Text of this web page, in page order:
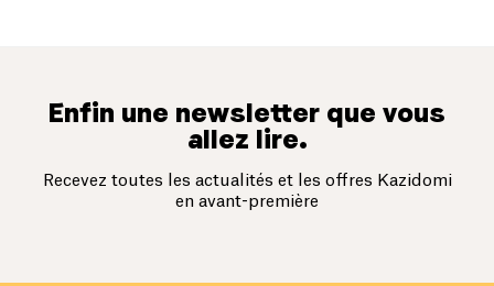
Enfin une newsletter que vous
allez lire.
Recevez toutes les actualités et les offres Kazidomi
en avant-première